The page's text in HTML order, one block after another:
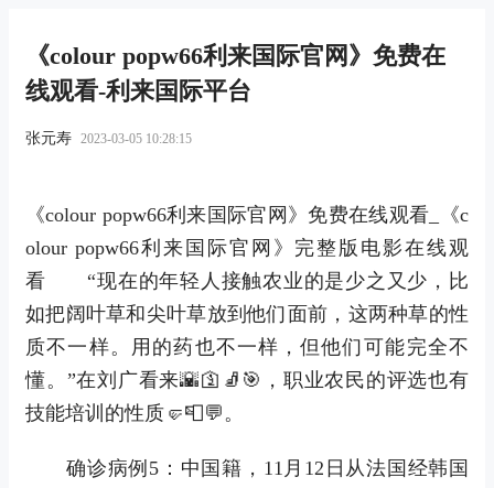
《colour popw66利来国际官网》免费在
线观看-利来国际平台
张元寿 2023-03-05 10:28:15
《colour popw66利来国际官网》免费在线观看_《c
olour popw66利来国际官网》完整版电影在线观
看 “现在的年轻人接触农业的是少之又少，比
如把阔叶草和尖叶草放到他们面前，这两种草的性
质不一样。用的药也不一样，但他们可能完全不
懂。”在刘广看来🌇🛐🧦🎯，职业农民的评选也有
技能培训的性质🤛📮💬。
确诊病例5：中国籍，11月12日从法国经韩国